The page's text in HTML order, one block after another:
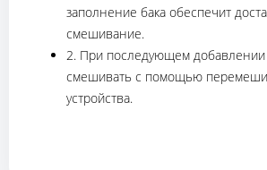
заполнение бака обеспечит
смешивание.
2. При последующем добавлении
смешивать с помощью
устройства.